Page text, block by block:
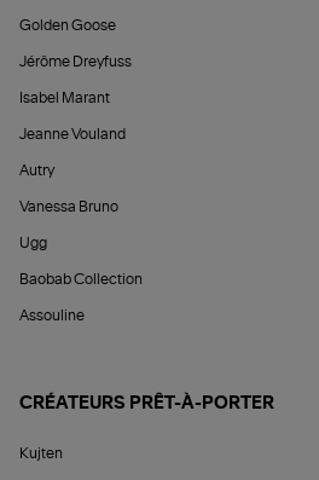
Golden Goose
Jérôme Dreyfuss
Isabel Marant
Jeanne Vouland
Autry
Vanessa Bruno
Ugg
Baobab Collection
Assouline
CRÉATEURS PRÊT-À-PORTER
Kujten